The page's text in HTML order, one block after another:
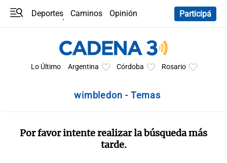
Deportes Caminos
Opinión
Participá
Lo Último Argentina Córdoba Rosario
wimbledon - Temas
Por favor intente realizar la búsqueda más
tarde.